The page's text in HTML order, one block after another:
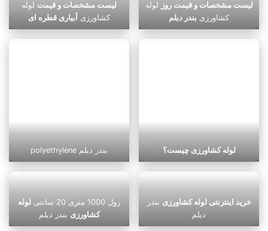
لیست مشخصات و قیمت لوله
کشاورزی
آبیاری قطره ای
لیست مشخصات و قیمت روز لوله
کشاورزی بندر دیلم
polyethylene بندر دیلم لوله کشاورزی چیست؟
رول 1000 متری 20 سانتی
لوله
کشاورزی بندر دیلم
خرید اینترنتی لوله کشاورزی بندر
دیلم